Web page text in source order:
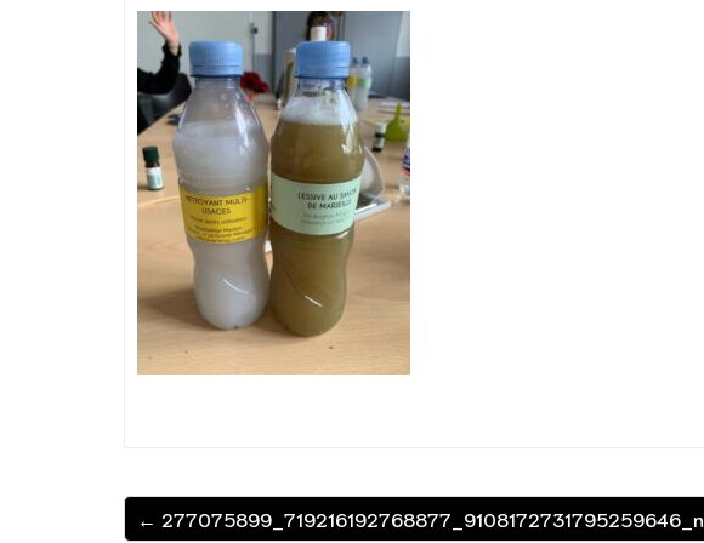
← 277075899_719216192768877_9108172731795259646_n